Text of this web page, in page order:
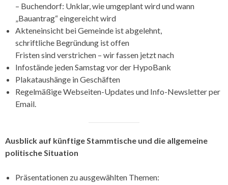
– Buchendorf: Unklar, wie umgeplant wird und wann
„Bauantrag“ eingereicht wird
Akteneinsicht bei Gemeinde ist abgelehnt,
schriftliche Begründung ist offen
Fristen sind verstrichen – wir fassen jetzt nach
Infostände jeden Samstag vor der HypoBank
Plakataushänge in Geschäften
Regelmäßige Webseiten-Updates und Info-Newsletter per
Email.
Ausblick auf künftige Stammtische und die allgemeine
politische Situation
Präsentationen zu ausgewählten Themen: